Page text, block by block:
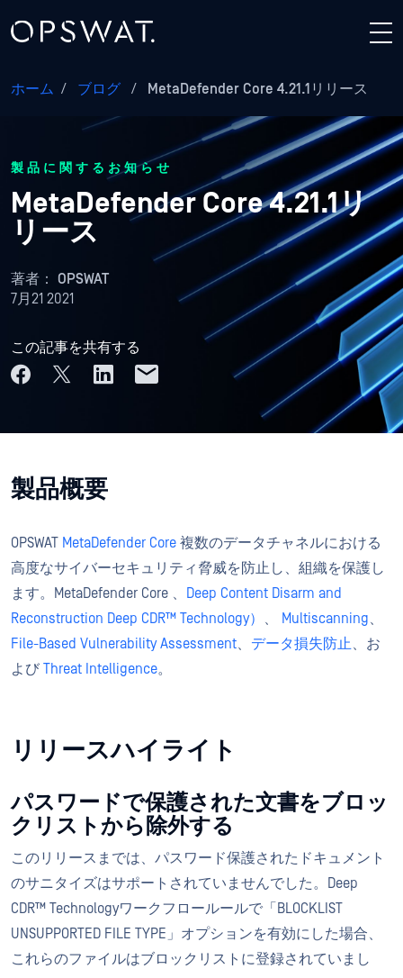
ホーム / ブログ / MetaDefender Core 4.21.1リリース
製品に関するお知らせ
MetaDefender Core 4.21.1リ
リース
著者： OPSWAT
7月21 2021
この記事を共有する
製品概要
OPSWAT MetaDefender Core 複数のデータチャネルにおける
高度なサイバーセキュリティ脅威を防止し、組織を保護し
ます。MetaDefender Core 、
Deep Content Disarm and
Reconstruction Deep CDR™ Technology）
、 Multiscanning、
File-Based Vulnerability Assessment、 データ損失防止、お
よび Threat Intelligence。
リリースハイライト
パスワードで保護された文書をブロッ
クリストから除外する
このリリースまでは、パスワード保護されたドキュメント
のサニタイズはサポートされていませんでした。Deep
CDR™ Technologyワークフロールールで「BLOCKLIST
UNSUPPORTED FILE TYPE」オプションを有効にした場合、
これらのファイルはブロックリストに登録されていまし